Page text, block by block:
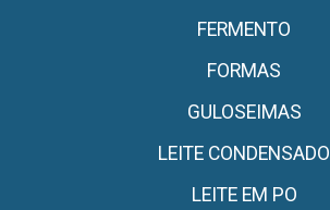
FERMENTO
FORMAS
GULOSEIMAS
LEITE CONDENSADO
LEITE EM PO